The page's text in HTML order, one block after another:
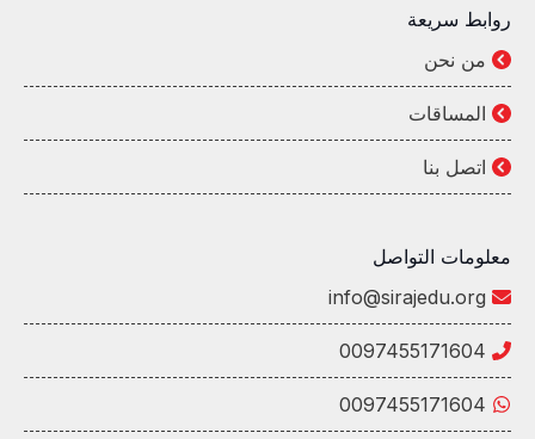
روابط سريعة
من نحن
المساقات
اتصل بنا
معلومات التواصل
info@sirajedu.org
0097455171604
0097455171604